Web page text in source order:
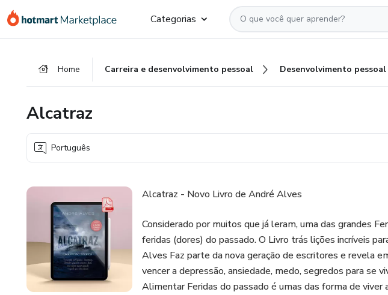
para
para
para
Categorias
Home Carreira e desenvolvimento pessoal Desenvolvimento pessoal
Alcatraz
Português
Alcatraz - Novo Livro de André Alves
Considerado por muitos que já leram, uma das grandes
feridas (dores) do passado. O Livro trás lições incríveis
Alves Faz parte da nova geração de escritores e revela
vencer a depressão, ansiedade, medo, segredos para se
Alimentar Feridas do passado é umas das forma de viver